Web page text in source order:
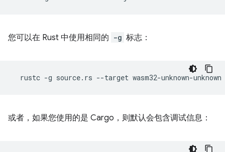
您可以在 Rust 中使用相同的 -g 标志：
rustc -g source.rs --target wasm32-unknown-unknown
或者，如果您使用的是 Cargo，则默认会包含调试信息：